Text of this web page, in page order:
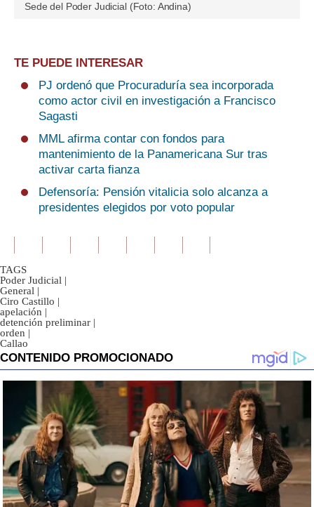
Sede del Poder Judicial (Foto: Andina)
TE PUEDE INTERESAR
PJ ordenó que Procuraduría sea incorporada
como actor civil en investigación a Francisco
Sagasti
MML afirma contar con fondos para
mantenimiento de la Panamericana Sur tras
activar carta fianza
Defensoría: Pensión vitalicia solo alcanza a
presidentes elegidos por voto popular
TAGS
Poder Judicial |
General |
Ciro Castillo |
apelación |
detención preliminar |
orden |
Callao